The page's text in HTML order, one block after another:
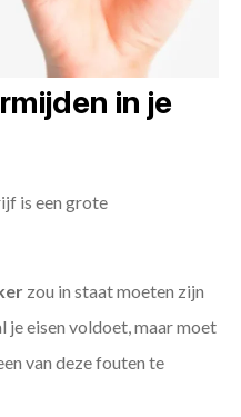
in je
is een grote
zou in staat moeten zijn
je eisen voldoet, maar moet
van deze fouten te